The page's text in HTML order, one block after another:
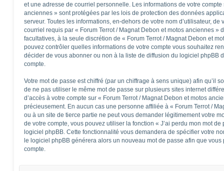
et une adresse de courriel personnelle. Les informations de votre
anciennes » sont protégées par les lois de protection des données
serveur. Toutes les informations, en-dehors de votre nom d’utilisateur,
courriel requis par « Forum Terrot / Magnat Debon et motos anciennes »
facultatives, à la seule discrétion de « Forum Terrot / Magnat Debon et
pouvez contrôler quelles informations de votre compte vous souhaitez
décider de vous abonner ou non à la liste de diffusion du logiciel phpBB
compte.
Votre mot de passe est chiffré (par un chiffrage à sens unique) afin qu’il
de ne pas utiliser le même mot de passe sur plusieurs sites internet
d’accès à votre compte sur « Forum Terrot / Magnat Debon et motos
précieusement. En aucun cas une personne affiliée à « Forum Terrot /
ou à un site de tierce partie ne peut vous demander légitimement votre
de votre compte, vous pouvez utiliser la fonction « J’ai perdu mon mot
logiciel phpBB. Cette fonctionnalité vous demandera de spécifier votre
le logiciel phpBB générera alors un nouveau mot de passe afin que
compte.